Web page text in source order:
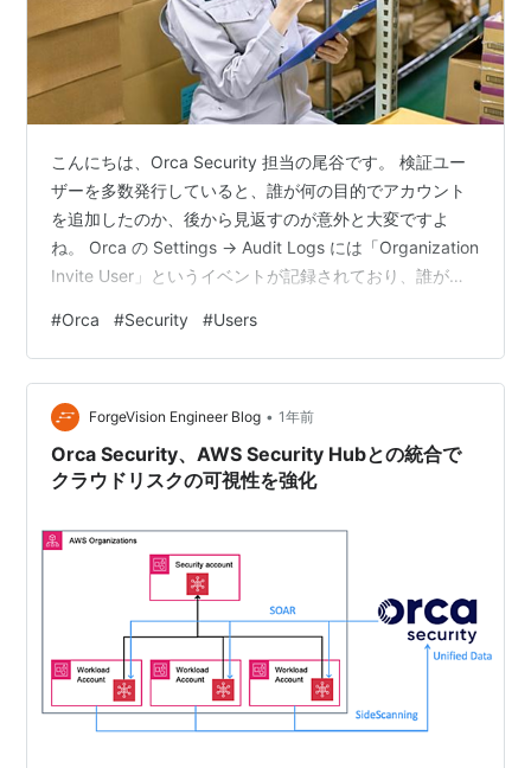
こんにちは、Orca Security 担当の尾谷です。 検証ユー
ザーを多数発行していると、誰が何の目的でアカウント
を追加したのか、後から見返すのが意外と大変ですよ
ね。 Orca の Settings → Audit Logs には「Organization
Invite User」というイベントが記録されており、誰が、
す。 Step 1：ユーザーを作成する Settings → Users &
Permissions → Users [+ Add Users] ボタンで新規ユーザ
ーを招待 Step 2：Audit Logs で記録を確認 Se…
#Orca #Security #Users
ForgeVision Engineer Blog • 1年前
Orca Security、AWS Security Hubとの統合で
クラウドリスクの可視性を強化